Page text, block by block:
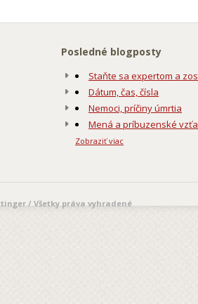
Posledné blogposty
Staňte sa expertom a
Dátum, čas, čísla
Nemoci, príčiny úmrtia
Mená a príbuzenské
Zobraziť viac
/ Všetky práva vyhradené